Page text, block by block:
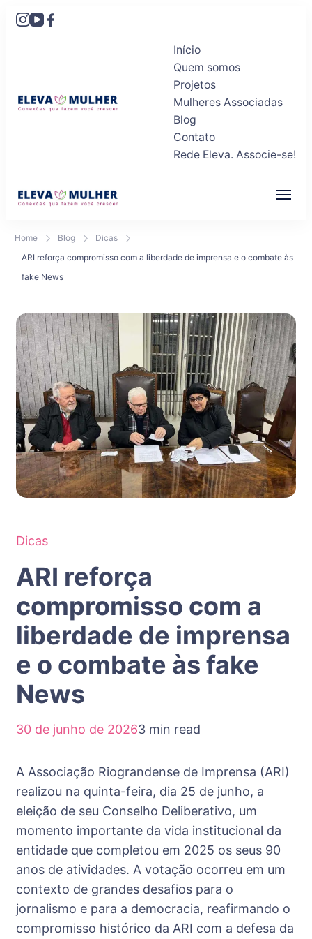
Eleva Mulher
Conexões que fazem você crescer
Início
Quem somos
Projetos
Mulheres Associadas
Blog
Contato
Rede Eleva. Associe-se!
Home Blog
Dicas
ARI reforça compromisso com a liberdade de imprensa e o combate às
fake News
Dicas
ARI reforça
compromisso com a
liberdade de imprensa
e o combate às fake
News
30 de junho de 20263 min read
A Associação Riograndense de Imprensa (ARI)
realizou na quinta-feira, dia 25 de junho, a
eleição de seu Conselho Deliberativo, um
momento importante da vida institucional da
entidade que completou em 2025 os seus 90
anos de atividades. A votação ocorreu em um
contexto de grandes desafios para o
jornalismo e para a democracia, reafirmando o
compromisso histórico da ARI com a defesa da